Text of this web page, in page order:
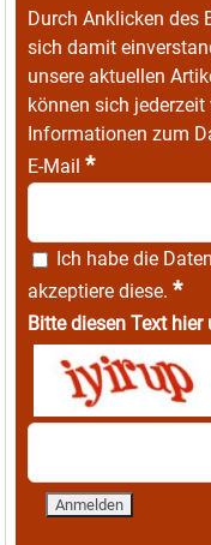
Durch Anklicken des
sich damit
unsere aktuellen
können sich
Informationen zum
E-Mail *
Ich habe die
akzeptiere diese. *
Bitte diesen Text hier